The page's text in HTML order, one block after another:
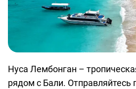
Нуса Лембонган –
рядом с Бали. Отправляйтесь